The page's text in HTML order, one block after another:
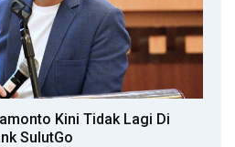
Kini Tidak Lagi Di
SulutGo